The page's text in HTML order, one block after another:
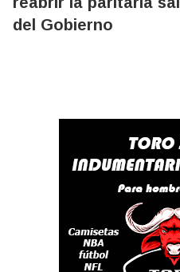
del Gobierno